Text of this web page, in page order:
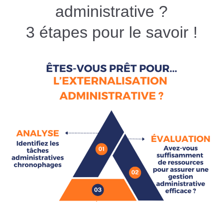
administrative ?
3 étapes pour le savoir !